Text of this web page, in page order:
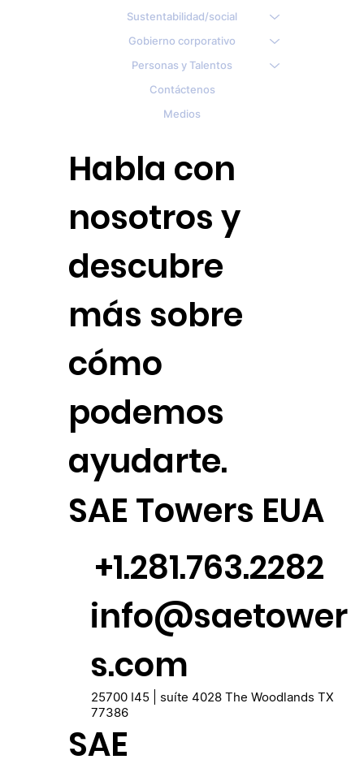
Sustentabilidad/social
Gobierno corporativo
Personas y Talentos
Contáctenos
Medios
SAE Towers EUA
+1.281.763.2282
info@saetower
s.com
25700 I45 | suíte 4028 The Woodlands TX
77386
SAE
Habla con
nosotros y
descubre
más sobre
cómo
podemos
ayudarte.